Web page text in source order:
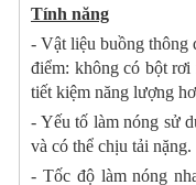
Tính năng
- Vật liệu buồng thông
điểm: không có bột
tiết kiệm năng lượng
- Yếu tố làm nóng sử
và có thể chịu tải nặng.
- Tốc độ làm nóng